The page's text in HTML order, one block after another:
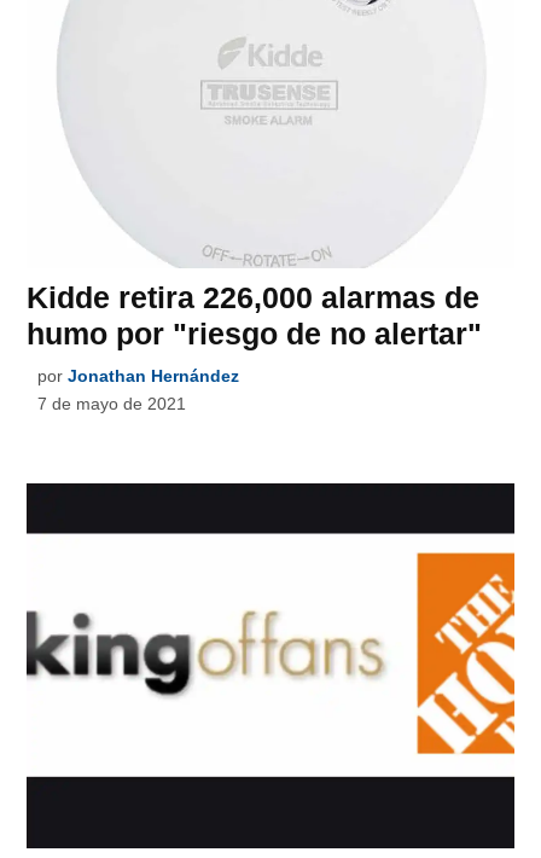
Kidde retira 226,000 alarmas de
humo por "riesgo de no alertar"
por Jonathan Hernández
7 de mayo de 2021